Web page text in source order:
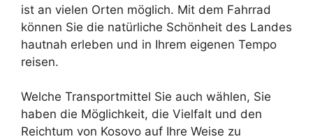
ist an vielen Orten möglich. Mit dem Fahrrad
können Sie die natürliche Schönheit des Landes
hautnah erleben und in Ihrem eigenen Tempo
reisen.
Welche Transportmittel Sie auch wählen, Sie
haben die Möglichkeit, die Vielfalt und den
Reichtum von Kosovo auf Ihre Weise zu